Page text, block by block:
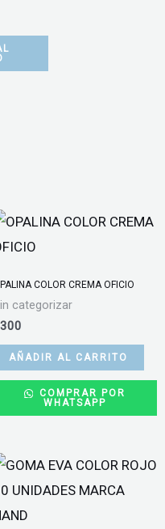
COLOR CREMA OFICIO
categorizar
300
AÑADIR AL CARRITO
COMPRAR POR
WHATSAPP